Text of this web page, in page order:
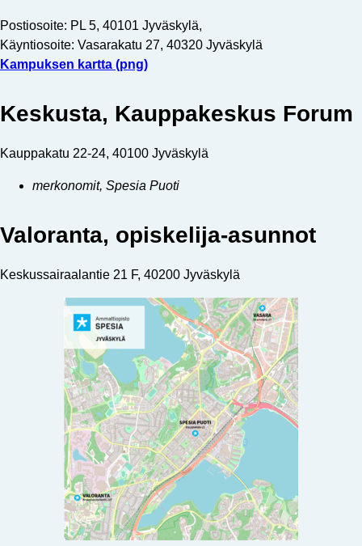
Postiosoite: PL 5, 40101 Jyväskylä,
Käyntiosoite: Vasarakatu 27, 40320 Jyväskylä
Kampuksen kartta (png)
Keskusta, Kauppakeskus Forum
Kauppakatu 22-24, 40100 Jyväskylä
merkonomit, Spesia Puoti
Valoranta, opiskelija-asunnot
Keskussairaalantie 21 F, 40200 Jyväskylä